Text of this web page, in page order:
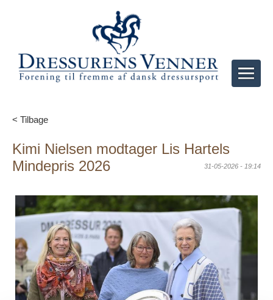
< Tilbage
Kimi Nielsen modtager Lis Hartels
Mindepris 2026
31-05-2026 - 19:14